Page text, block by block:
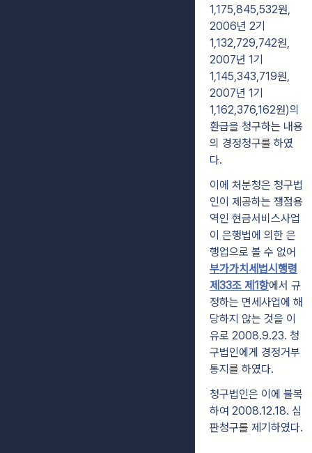
1,175,845,532원,
2006년 2기
1,132,729,742원,
2007년 1기
1,145,343,719원,
2007년 1기
1,162,376,162원)의
환급을 청구하는 내용
의 경정청구를 하였
다.
이에 처분청은 청구법
인이 제공하는 쟁점용
역인 현금서비스사업
이 은행법에 의한 은
행업으로 볼 수 없어
부가가치세법시행령
제33조 제1항에서 규
정하는 면세사업에 해
당하지 않는 것을 이
유로 2008.9.23. 청
구법인에게 경정거부
통지를 하였다.
청구법인은 이에 불복
하여 2008.12.18. 심
판청구를 제기하였다.